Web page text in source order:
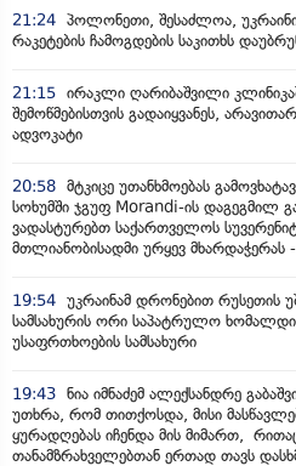
21:24 პოლონეთი, შესაძლოა,
რაკეტების ჩამოგდების საკითხს
21:15 ირაკლი ღარიბაშვილი
შემოწმებისთვის გადაიყვანეს,
ადვოკატი
20:58 მტკიცე უთანხმოებას
სოხუმში ჯგუფ Morandi-ის დაგეგმილ
ვადასტურებთ საქართველოს
მთლიანობისადმი ურყევ მხარდაჭერას
19:54 უკრაინამ დრონებით რუსეთის
სამსახურის ორი საპატრულო ხომალდი
უსაფრთხოების სამსახური
19:43 ნია იმნაძემ ალექსანდრე
უთხრა, რომ თითქოსდა, მისი
ყურადღებას იჩენდა მის მიმართ,
თანამზრახველებთან ერთად თავს